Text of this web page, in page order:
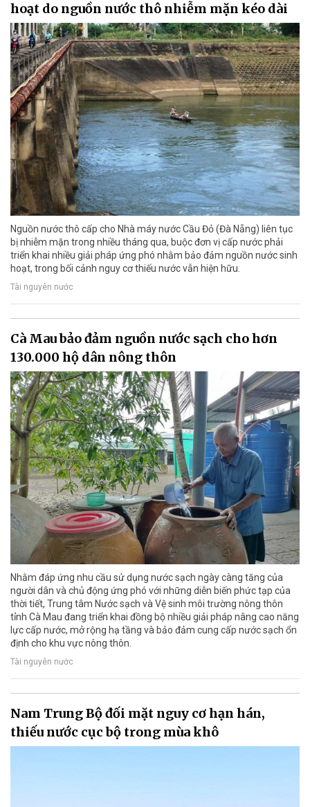
hoạt do nguồn nước thô nhiễm mặn kéo dài
Nguồn nước thô cấp cho Nhà máy nước Cầu Đỏ (Đà Nẵng) liên tục
bị nhiễm mặn trong nhiều tháng qua, buộc đơn vị cấp nước phải
triển khai nhiều giải pháp ứng phó nhằm bảo đảm nguồn nước sinh
hoạt, trong bối cảnh nguy cơ thiếu nước vẫn hiện hữu.
Tài nguyên nước
Cà Mau bảo đảm nguồn nước sạch cho hơn
130.000 hộ dân nông thôn
Nhằm đáp ứng nhu cầu sử dụng nước sạch ngày càng tăng của
người dân và chủ động ứng phó với những diễn biến phức tạp của
thời tiết, Trung tâm Nước sạch và Vệ sinh môi trường nông thôn
tỉnh Cà Mau đang triển khai đồng bộ nhiều giải pháp nâng cao năng
lực cấp nước, mở rộng hạ tầng và bảo đảm cung cấp nước sạch ổn
định cho khu vực nông thôn.
Tài nguyên nước
Nam Trung Bộ đối mặt nguy cơ hạn hán,
thiếu nước cục bộ trong mùa khô